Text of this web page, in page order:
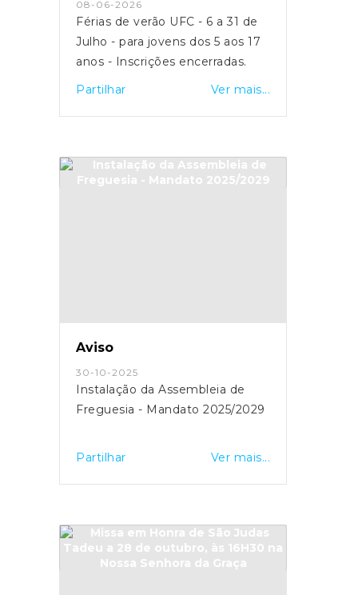
08-06-2026
Férias de verão UFC - 6 a 31 de
Julho - para jovens dos 5 aos 17
anos - Inscrições encerradas.
Partilhar
Ver mais...
Aviso
30-10-2025
Instalação da Assembleia de
Freguesia - Mandato 2025/2029
Partilhar Ver mais...